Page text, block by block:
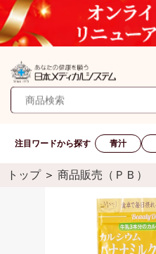
注目ワードから探す 青汁
トップ ＞ 商品販売（ＰＢ）